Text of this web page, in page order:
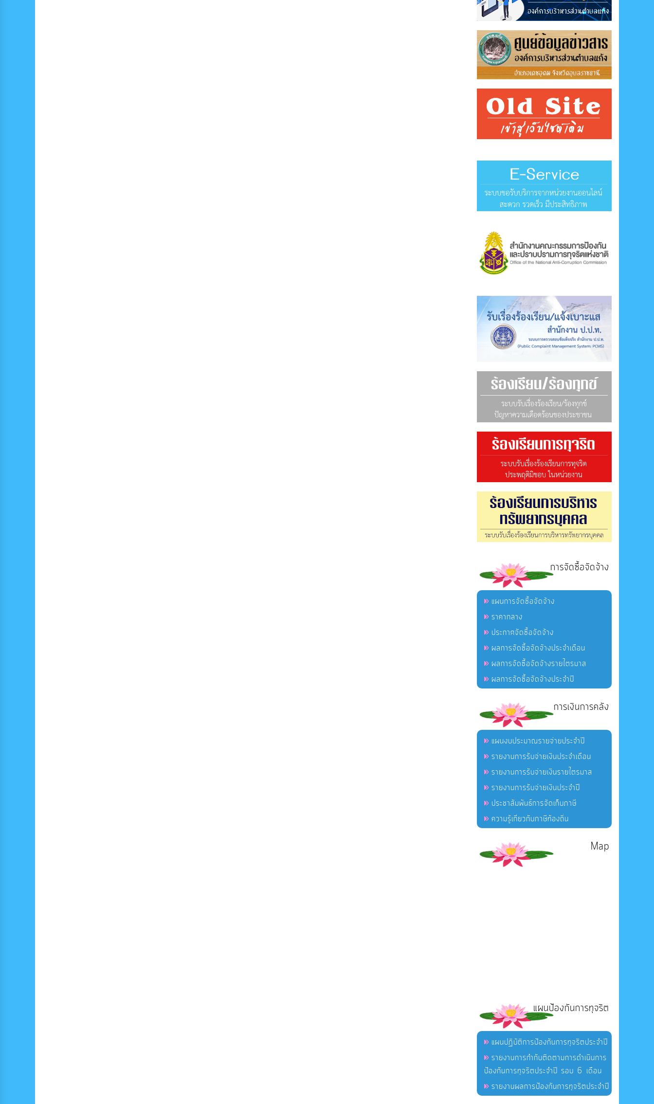
การจัดซื้อจัดจ้าง
แผนการจัดซื้อจัดจ้าง
ราคากลาง
ประกาศจัดซื้อจัดจ้าง
ผลการจัดซื้อจัดจ้างประจำเดือน
ผลการจัดซื้อจัดจ้างรายไตรมาส
ผลการจัดซื้อจัดจ้างประจำปี
การเงินการคลัง
แผนงบประมาณรายจ่ายประจำปี
รายงานการรับจ่ายเงินประจำเดือน
รายงานการรับจ่ายเงินรายไตรมาส
รายงานการรับจ่ายเงินประจำปี
ประชาสัมพันธ์การจัดเก็บภาษี
ความรู้เกี่ยวกับภาษีท้องถิ่น
Map
แผนป้องกันการทุจริต
แผนปฏิบัติการป้องกันการทุจริตประจำปี
รายงานการกำกับติดตามการดำเนินการ
ป้องกันการทุจริตประจำปี รอบ 6 เดือน
รายงานผลการป้องกันการทุจริตประจำปี